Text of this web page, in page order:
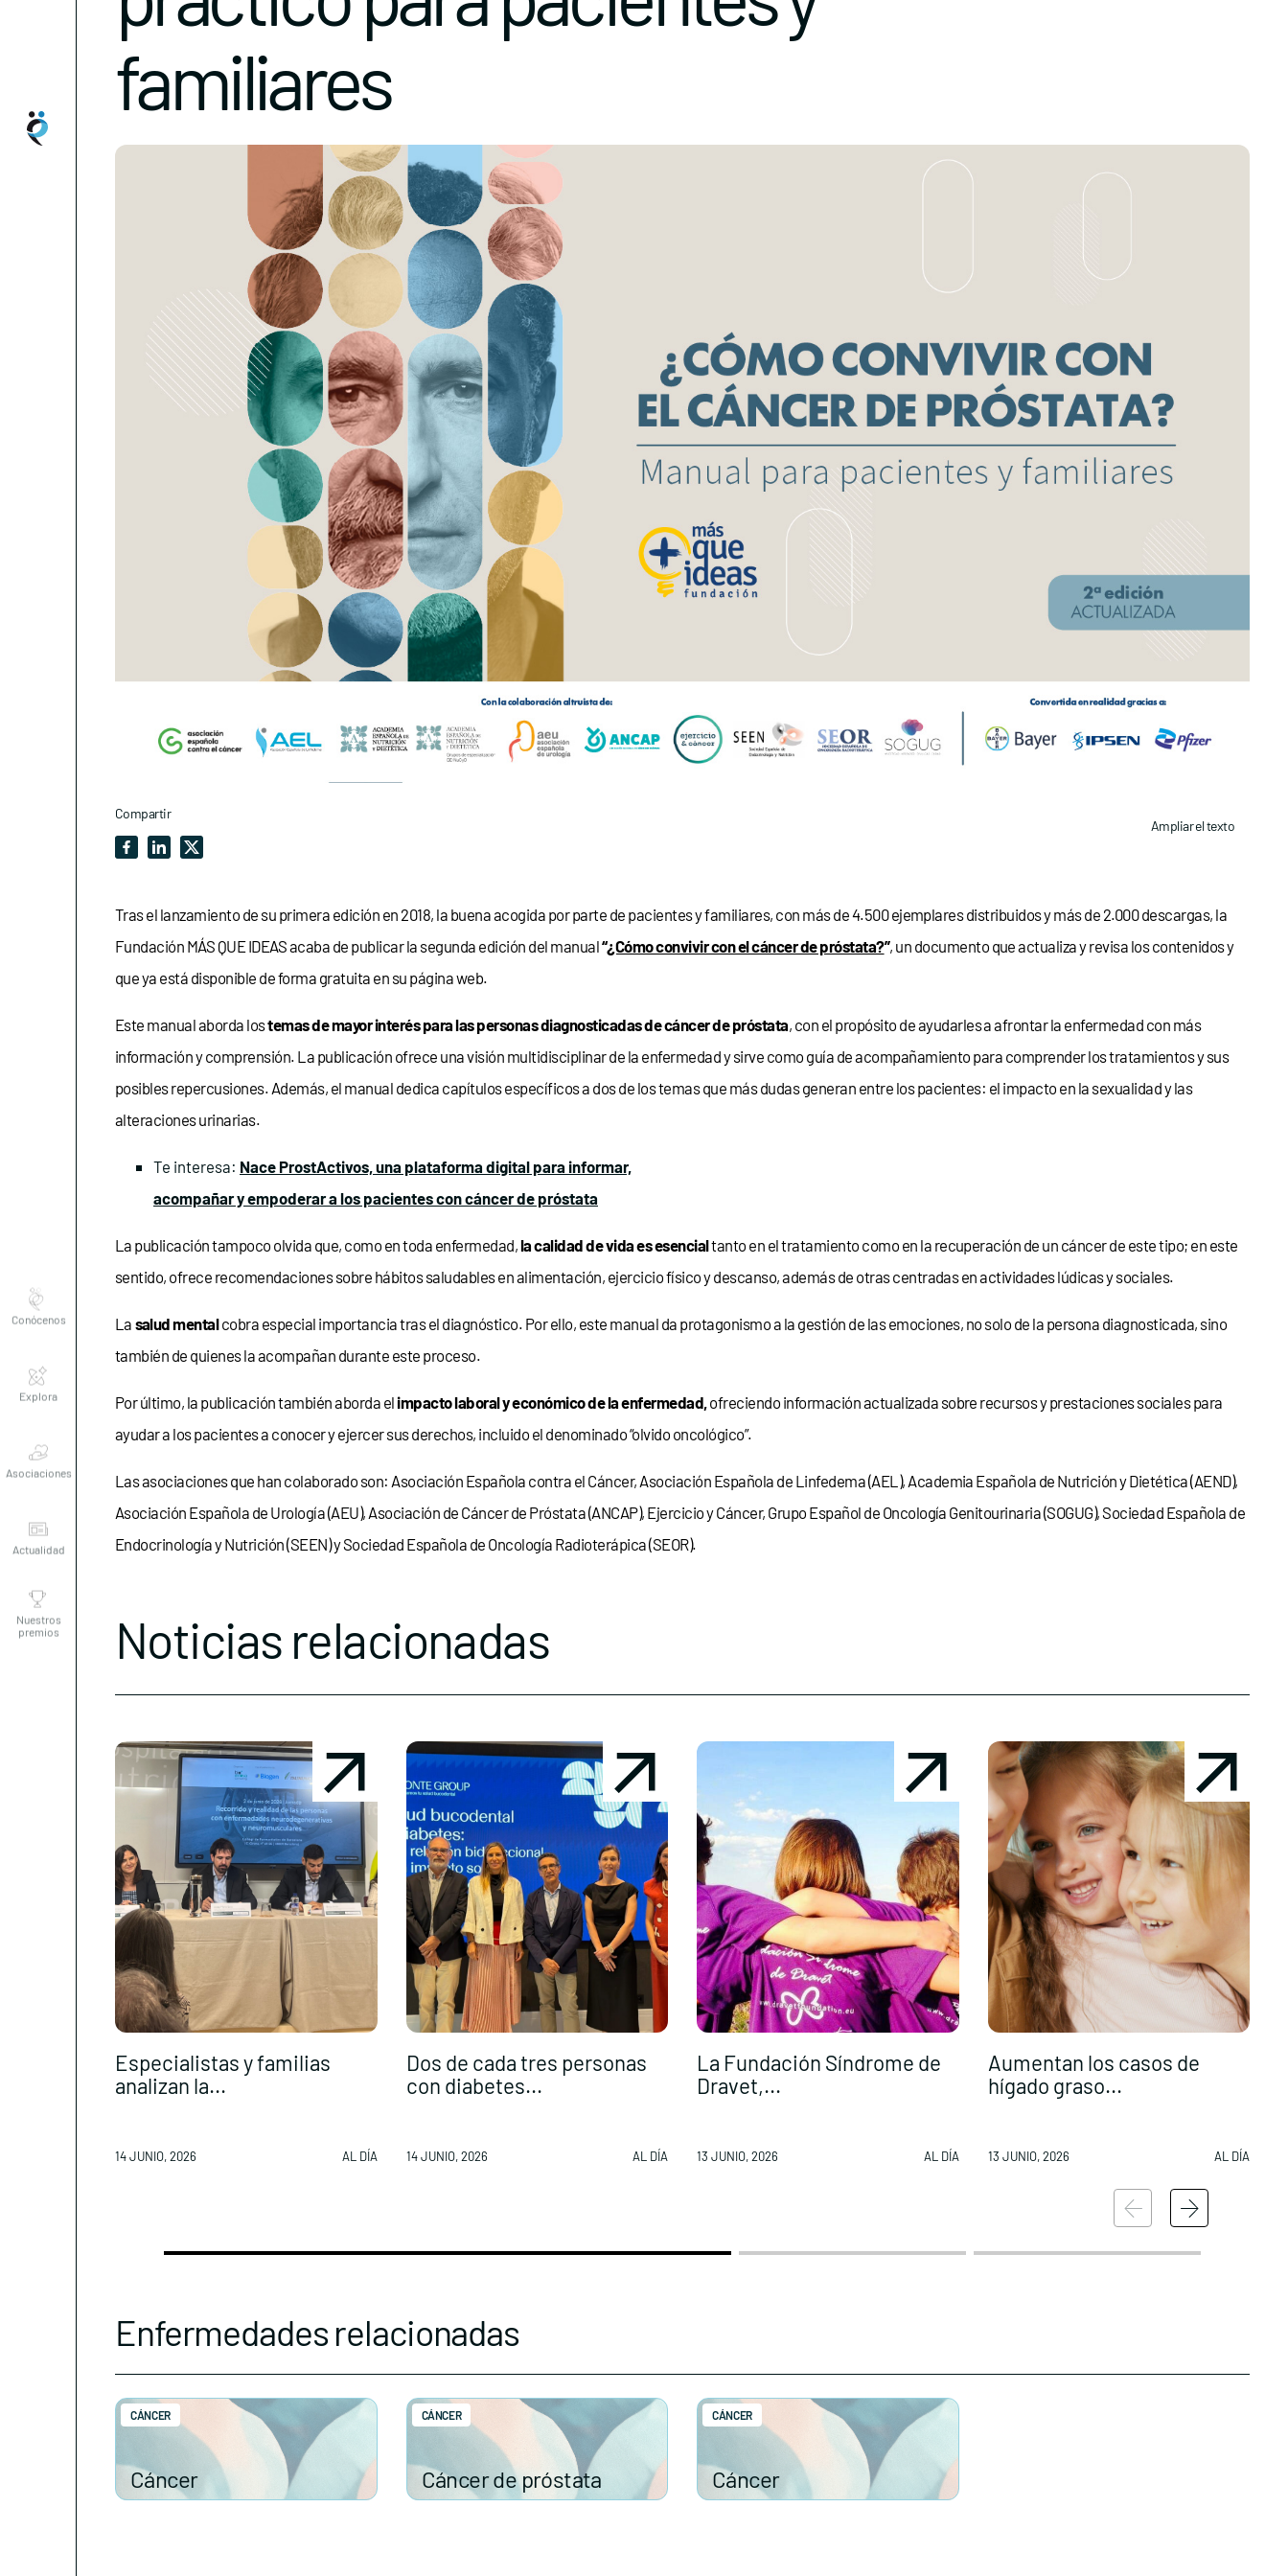
premios
familiares
Compartir
Ampliar el texto
Tras el lanzamiento de su primera edición en 2018, la buena acogida por parte de pacientes y familiares, con más de 4.500 ejemplares distribuidos y más de 2.000 descargas, la
Fundación MÁS QUE IDEAS acaba de publicar la segunda edición del manual“¿Cómo convivir con el cáncer de próstata?”, un documento que actualiza y revisa los contenidos y
que ya está disponible de forma gratuita en su página web.
Este manual aborda lostemas de mayor interés para las personas diagnosticadas de cáncer de próstata, con el propósito de ayudarles a afrontar la enfermedad con más
información y comprensión. La publicación ofrece una visión multidisciplinar de la enfermedad y sirve como guía de acompañamiento para comprender los tratamientos y sus
posibles repercusiones. Además, el manual dedica capítulos específicos a dos de los temas que más dudas generan entre los pacientes: el impacto en la sexualidad y las
alteraciones urinarias.
Te interesa: Nace ProstActivos, una plataforma digital para informar,
acompañar y empoderar a los pacientes con cáncer de próstata
La publicación tampoco olvida que, como en toda enfermedad,la calidad de vida es esencialtanto en el tratamiento como en la recuperación de un cáncer de este tipo; en este
sentido, ofrece recomendaciones sobre hábitos saludables en alimentación, ejercicio físico y descanso, además de otras centradas en actividades lúdicas y sociales.
La salud mentalcobra especial importancia tras el diagnóstico. Por ello, este manual da protagonismo a la gestión de las emociones, no solo de la persona diagnosticada, sino
también de quienes la acompañan durante este proceso.
Por último, la publicación también aborda el impacto laboral y económico de la enfermedad,ofreciendo información actualizada sobre recursos y prestaciones sociales para
ayudar a los pacientes a conocer y ejercer sus derechos, incluido el denominado “olvido oncológico”.
Las asociaciones que han colaborado son: Asociación Española contra el Cáncer, Asociación Española de Linfedema (AEL), Academia Española de Nutrición y Dietética (AEND),
Asociación Española de Urología (AEU), Asociación de Cáncer de Próstata (ANCAP), Ejercicio y Cáncer, Grupo Español de Oncología Genitourinaria (SOGUG), Sociedad Española de
Endocrinología y Nutrición (SEEN) y Sociedad Española de Oncología Radioterápica (SEOR).
Noticias relacionadas
Especialistas y familias
analizan la...
14 JUNIO, 2026 AL DÍA
Dos de cada tres personas
con diabetes...
14 JUNIO, 2026 AL DÍA
La Fundación Síndrome de
Dravet,...
13 JUNIO, 2026 AL DÍA
Aumentan los casos de
hígado graso...
13 JUNIO, 2026 AL DÍA
Enfermedades relacionadas
Cáncer
CÁNCER
Cáncer de próstata
CÁNCER
Cáncer
CÁNCER